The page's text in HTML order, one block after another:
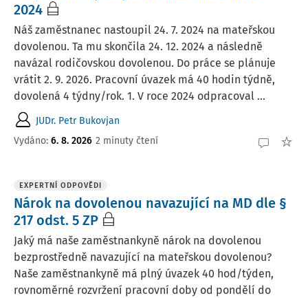
2024
Náš zaměstnanec nastoupil 24. 7. 2024 na mateřskou
dovolenou. Ta mu skončila 24. 12. 2024 a následně
navázal rodičovskou dovolenou. Do práce se plánuje
vrátit 2. 9. 2026. Pracovní úvazek má 40 hodin týdně,
dovolená 4 týdny/rok. 1. V roce 2024 odpracoval ...
JUDr. Petr Bukovjan
Vydáno: 6. 8. 2026 2 minuty čtení
EXPERTNÍ ODPOVĚDI
Nárok na dovolenou navazující na MD dle §
217 odst. 5 ZP
Jaký má naše zaměstnankyně nárok na dovolenou
bezprostředně navazující na mateřskou dovolenou?
Naše zaměstnankyně má plný úvazek 40 hod/týden,
rovnoměrné rozvržení pracovní doby od pondělí do